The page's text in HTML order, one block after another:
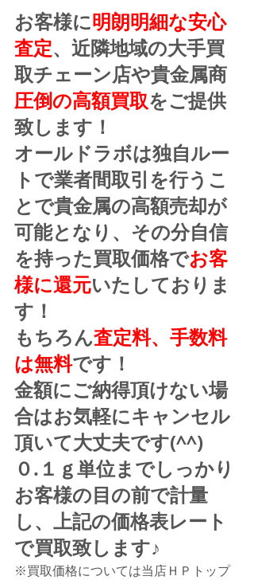
お客様に明朗明細な安心
査定、近隣地域の大手買
取チェーン店や貴金属商
圧倒の高額買取をご提供
致します！
オールドラボは独自ルー
トで業者間取引を行うこ
とで貴金属の高額売却が
可能となり、その分自信
を持った買取価格でお客
様に還元いたしておりま
す！
もちろん査定料、手数料
は無料です！
金額にご納得頂けない場
合はお気軽にキャンセル
頂いて大丈夫です(^^)
０.１ｇ単位までしっかり
お客様の目の前で計量
し、上記の価格表レート
で買取致します♪
※買取価格については当店ＨＰトップ